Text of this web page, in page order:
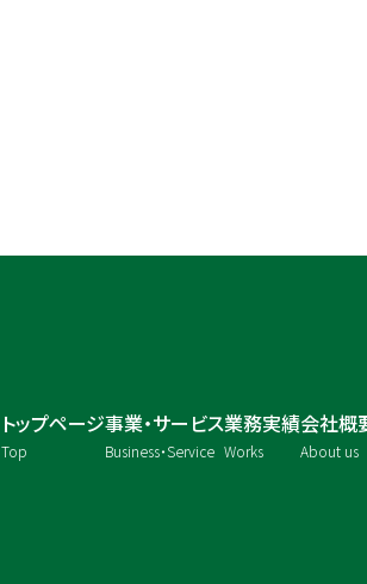
トップページ
Top
事業・サービス
Business・Service
業務実績
Works
会社概
About us